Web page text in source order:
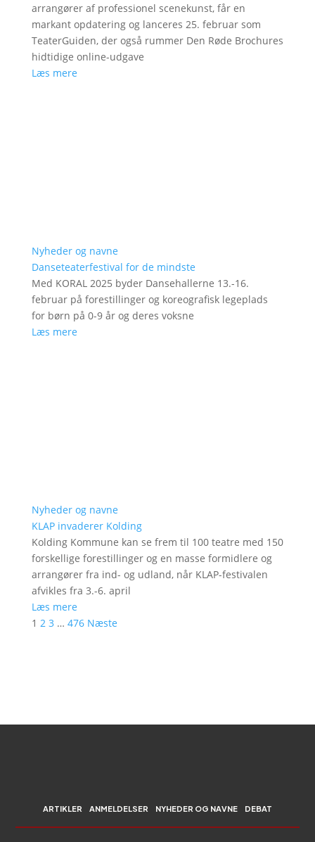
arrangører af professionel scenekunst, får en
markant opdatering og lanceres 25. februar som
TeaterGuiden, der også rummer Den Røde Brochures
hidtidige online-udgave
Læs mere
Nyheder og navne
Danseteaterfestival for de mindste
Med KORAL 2025 byder Dansehallerne 13.-16.
februar på forestillinger og koreografisk legeplads
for børn på 0-9 år og deres voksne
Læs mere
Nyheder og navne
KLAP invaderer Kolding
Kolding Kommune kan se frem til 100 teatre med 150
forskellige forestillinger og en masse formidlere og
arrangører fra ind- og udland, når KLAP-festivalen
afvikles fra 3.-6. april
Læs mere
1 2 3 … 476 Næste
ARTIKLER ANMELDELSER NYHEDER OG NAVNE DEBAT